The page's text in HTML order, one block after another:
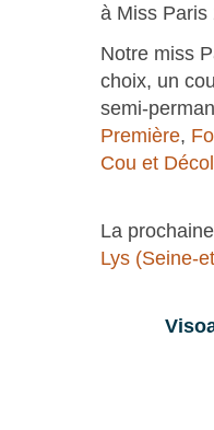
à Miss
Notre miss
choix, un
semi-
Première,
Cou et
La
Lys (Seine-